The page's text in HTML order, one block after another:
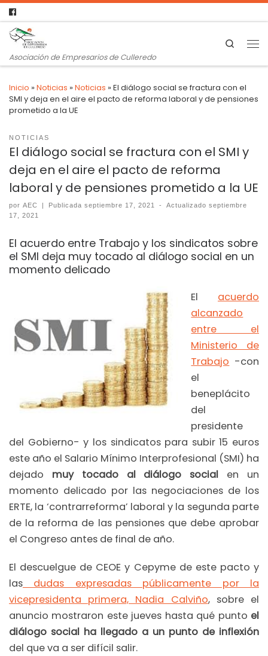
Asociación de Empresarios de Culleredo
Search
Inicio »Noticias »Noticias »El diálogo social se fractura con el
SMI y deja en el aire el pacto de reforma laboral y de pensiones
prometido a la UE
NOTICIAS
El diálogo social se fractura con el SMI y
deja en el aire el pacto de reforma
laboral y de pensiones prometido a la UE
por AEC | Publicadaseptiembre 17, 2021 - Actualizadoseptiembre
17, 2021
El acuerdo entre Trabajo y los sindicatos sobre
el SMI deja muy tocado al diálogo social en un
momento delicado
El acuerdo
alcanzado
entre el
Ministerio de
Trabajo -con
el
beneplácito
del
presidente
del Gobierno- y los sindicatos para subir 15 euros
este año el Salario Mínimo Interprofesional (SMI) ha
dejado muy tocado al diálogo social en un
momento delicado por las negociaciones de los
ERTE, la ‘contrarreforma’ laboral y la segunda parte
de la reforma de las pensiones que debe aprobar
el Congreso antes de final de año.
El descuelgue de CEOE y Cepyme de este pacto y
las dudas expresadas públicamente por la
vicepresidenta primera, Nadia Calviño, sobre el
anuncio mostraron este jueves hasta qué punto el
diálogo social ha llegado a un punto de inflexión
del que va a ser difícil salir.